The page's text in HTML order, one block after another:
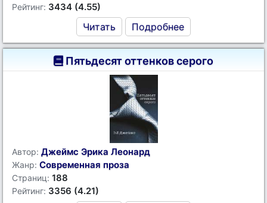
Рейтинг: 3434 (4.55)
Читать Подробнее
Пятьдесят оттенков серого
Автор: Джеймс Эрика Леонард
Жанр: Современная проза
Страниц: 188
Рейтинг: 3356 (4.21)